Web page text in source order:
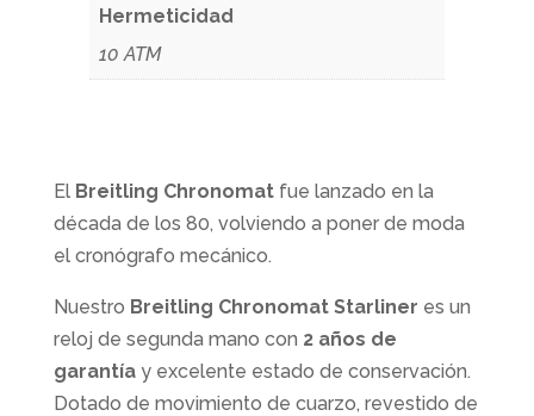
Hermeticidad
10 ATM
ElBreitling Chronomatfue lanzado en la
década de los 80, volviendo a poner de moda
el cronógrafo mecánico.
Nuestro Breitling Chronomat Starliner es un
reloj de segunda mano con 2 años de
garantíay excelente estado de conservación.
Dotado de movimiento de cuarzo, revestido de